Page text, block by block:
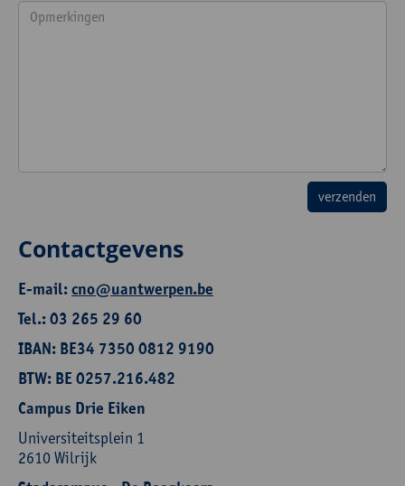
Contactgevens
E-mail:cno@uantwerpen.be
Tel.: 03 265 29 60
IBAN: BE34 7350 0812 9190
BTW: BE 0257.216.482
Campus Drie Eiken
Universiteitsplein 1
2610 Wilrijk